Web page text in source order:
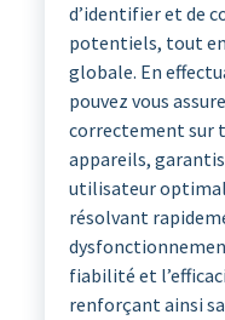
d’identifier et de
potentiels, tout
globale. En
pouvez vous
correctement sur
appareils,
utilisateur
résolvant
fiabilité et
renforçant ainsi